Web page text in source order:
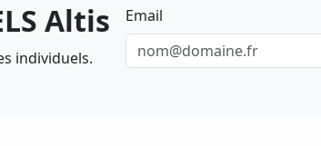
Altis
individuels.
Email